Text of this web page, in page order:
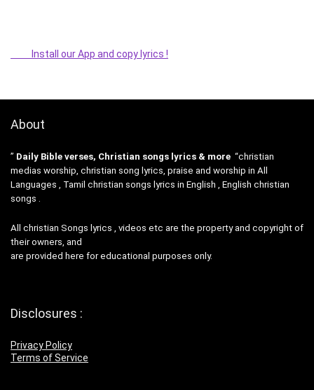
Install our App and copy lyrics !
About
” Daily Bible verses, Christian songs lyrics & more “christian
medias worship, christian song lyrics, praise and worship in All
Languages , Tamil christian songs lyrics in English , English christian
songs .
All christian Songs lyrics , videos etc are the property and copyright of
their owners, and
are provided here for educational purposes only.
Disclosures :
Privacy Policy
Terms of Service